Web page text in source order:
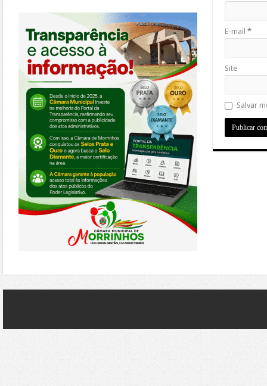
E-mail *
Site
Salvar
https://morrinhos.go.leg.br/